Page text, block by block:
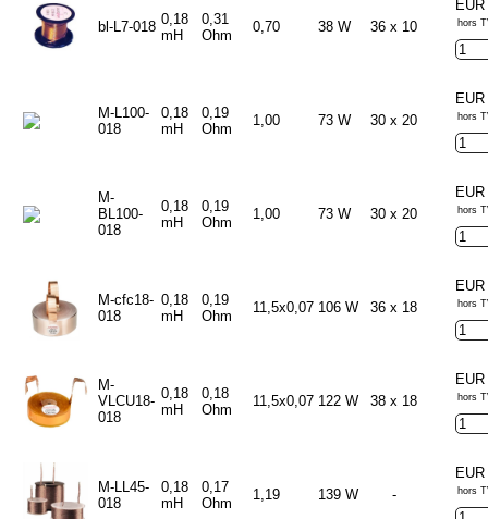
bl-L7-018 0,18
mH
0,31
Ohm
0,70 38 W 36 x 10 hors
M-L100-
018
0,18
mH
0,19
Ohm
1,00 73 W 30 x 20 hors
M-
BL100-
018
0,18
mH
0,19
Ohm
1,00 73 W 30 x 20 hors
M-cfc18-
018
0,18
mH
0,19
Ohm
11,5x0,07 106 W 36 x 18 hors
M-
VLCU18-
018
0,18
mH
0,18
Ohm
11,5x0,07 122 W 38 x 18 hors
M-LL45-
018
0,18
mH
0,17
Ohm
1,19 139 W - hors